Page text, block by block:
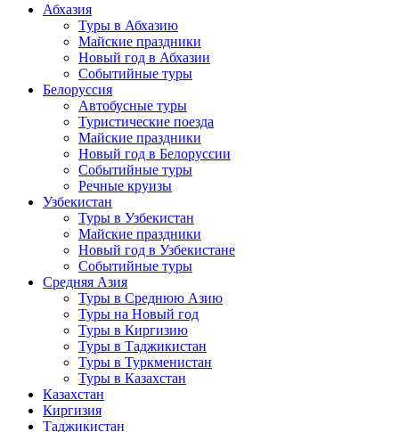
Абхазия
Туры в Абхазию
Майские праздники
Новый год в Абхазии
Событийные туры
Белоруссия
Автобусные туры
Туристические поезда
Майские праздники
Новый год в Белоруссии
Событийные туры
Речные круизы
Узбекистан
Туры в Узбекистан
Майские праздники
Новый год в Узбекистане
Событийные туры
Средняя Азия
Туры в Среднюю Азию
Туры на Новый год
Туры в Киргизию
Туры в Таджикистан
Туры в Туркменистан
Туры в Казахстан
Казахстан
Киргизия
Таджикистан